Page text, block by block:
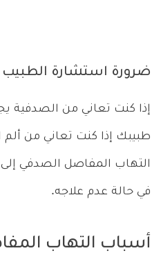
ضرورة استشارة الطبيب
إذا كنت تعاني من الصدفية
طبيبك إذا كنت تعاني من
التهاب المفاصل الصدفي
في حالة عدم علاجه.
أسباب التهاب